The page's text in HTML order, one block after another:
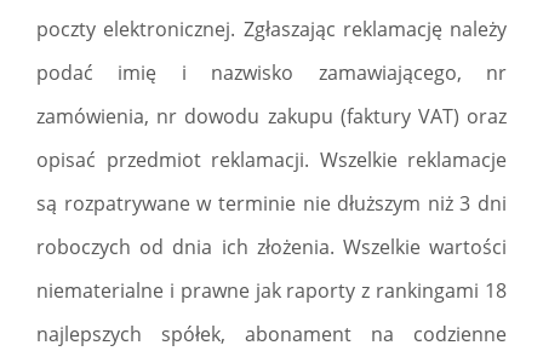
poczty elektronicznej. Zgłaszając reklamację należy
podać imię i nazwisko zamawiającego, nr
zamówienia, nr dowodu zakupu (faktury VAT) oraz
opisać przedmiot reklamacji. Wszelkie reklamacje
są rozpatrywane w terminie nie dłuższym niż 3 dni
roboczych od dnia ich złożenia. Wszelkie wartości
niematerialne i prawne jak raporty z rankingami 18
najlepszych spółek, abonament na codzienne